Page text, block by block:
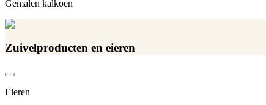
Gemalen kalkoen
Zuivelproducten en eieren
Eieren